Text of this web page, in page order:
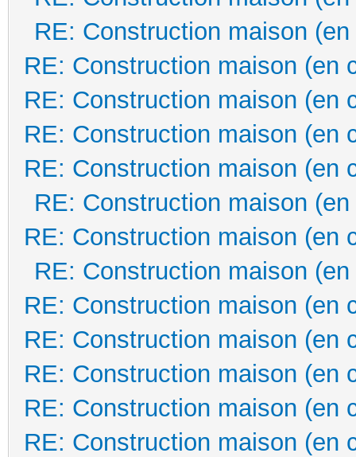
RE: Construction maison
RE: Construction maison (en
RE: Construction maison (en
RE: Construction maison (en
RE: Construction maison (en
RE: Construction maison
RE: Construction maison (en
RE: Construction maison
RE: Construction maison (en
RE: Construction maison (en
RE: Construction maison (en
RE: Construction maison (en
RE: Construction maison (en